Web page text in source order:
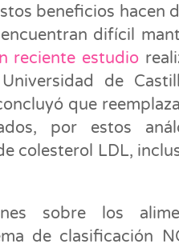
beneficios hacen
difícil
reciente estudio
de
que
por estos
colesterol LDL,
sobre los
de clasificación